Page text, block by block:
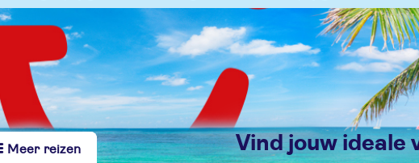
Meer reizen vind jouw ideale